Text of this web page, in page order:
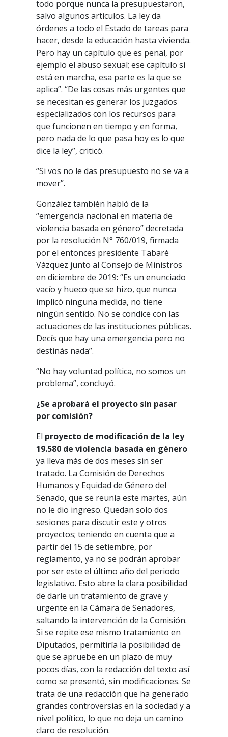
todo porque nunca la presupuestaron,
salvo algunos artículos. La ley da
órdenes a todo el Estado de tareas para
hacer, desde la educación hasta vivienda.
Pero hay un capítulo que es penal, por
ejemplo el abuso sexual; ese capítulo sí
está en marcha, esa parte es la que se
aplica”. “De las cosas más urgentes que
se necesitan es generar los juzgados
especializados con los recursos para
que funcionen en tiempo y en forma,
pero nada de lo que pasa hoy es lo que
dice la ley”, criticó.
“Si vos no le das presupuesto no se va a
mover”.
González también habló de la
“emergencia nacional en materia de
violencia basada en género” decretada
por la resolución N° 760/019, firmada
por el entonces presidente Tabaré
Vázquez junto al Consejo de Ministros
en diciembre de 2019: “Es un enunciado
vacío y hueco que se hizo, que nunca
implicó ninguna medida, no tiene
ningún sentido. No se condice con las
actuaciones de las instituciones públicas.
Decís que hay una emergencia pero no
destinás nada”.
“No hay voluntad política, no somos un
problema”, concluyó.
¿Se aprobará el proyecto sin pasar
por comisión?
El proyecto de modificación de la ley
19.580 de violencia basada en género
ya lleva más de dos meses sin ser
tratado. La Comisión de Derechos
Humanos y Equidad de Género del
Senado, que se reunía este martes, aún
no le dio ingreso. Quedan solo dos
sesiones para discutir este y otros
proyectos; teniendo en cuenta que a
partir del 15 de setiembre, por
reglamento, ya no se podrán aprobar
por ser este el último año del periodo
legislativo. Esto abre la clara posibilidad
de darle un tratamiento de grave y
urgente en la Cámara de Senadores,
saltando la intervención de la Comisión.
Si se repite ese mismo tratamiento en
Diputados, permitiría la posibilidad de
que se apruebe en un plazo de muy
pocos días, con la redacción del texto así
como se presentó, sin modificaciones. Se
trata de una redacción que ha generado
grandes controversias en la sociedad y a
nivel político, lo que no deja un camino
claro de resolución.